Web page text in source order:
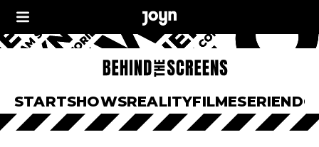
STARTSHOWSREALITYFILMESERIEN